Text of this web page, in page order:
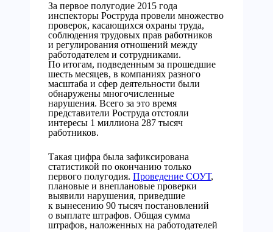
За первое полугодие 2015 года
инспекторы Роструда провели множество
проверок, касающихся охраны труда,
соблюдения трудовых прав работников
и регулирования отношений между
работодателем и сотрудниками.
По итогам, подведенным за прошедшие
шесть месяцев, в компаниях разного
масштаба и сфер деятельности были
обнаружены многочисленные
нарушения. Всего за это время
представители Роструда отстояли
интересы 1 миллиона 287 тысяч
работников.
Такая цифра была зафиксирована
статистикой по окончанию только
первого полугодия. Проведение СОУТ,
плановые и внеплановые проверки
выявили нарушения, приведшие
к вынесению 90 тысяч постановлений
о выплате штрафов. Общая сумма
штрафов, наложенных на работодателей